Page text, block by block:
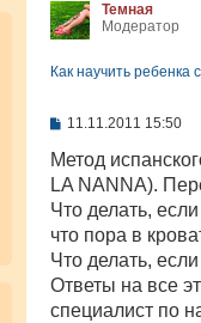
Темная
Модератор
Как научить ребенка
С
о
щ
е
и
е
11.11.2011 15:50
Метод
LA NANNA).
Что делать,
что пора в
Что делать,
Ответы на все
специалист по